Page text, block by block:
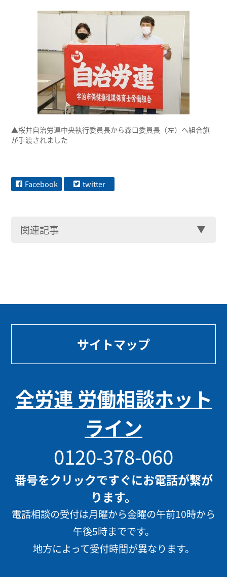
▲桜井自治労連中央執行委員長から森口委員長（左）へ組合旗
が手渡されました
Facebook twitter
関連記事
サイトマップ
全労連 労働相談ホット
ライン
0120-378-060
番号をクリックですぐにお電話が繋が
ります。
電話相談の受付は月曜から金曜の午前10時から
午後5時までです。
地方によって受付時間が異なります。